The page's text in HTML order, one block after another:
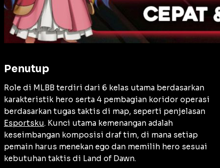
Penutup
Role di MLBB terdiri dari 6 kelas utama berdasarkan
karakteristik hero serta 4 pembagian koridor operasi
berdasarkan tugas taktis di map, seperti penjelasan
Esportsku. Kunci utama kemenangan adalah
keseimbangan komposisi draf tim, di mana setiap
pemain harus menekan ego dan memilih hero sesuai
kebutuhan taktis di Land of Dawn.